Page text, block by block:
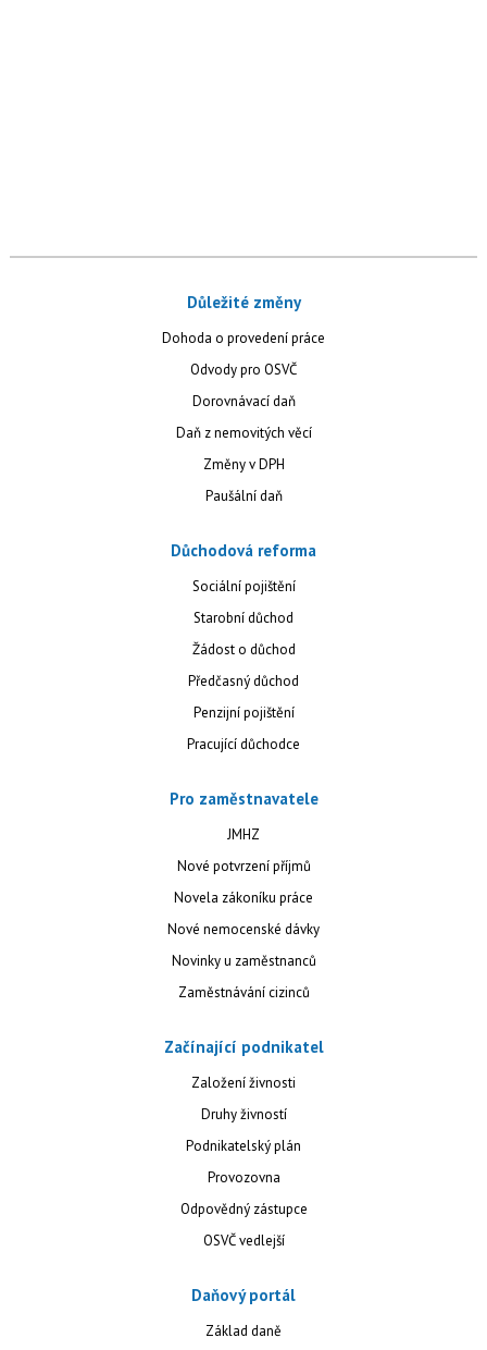
Důležité změny
Dohoda o provedení práce
Odvody pro OSVČ
Dorovnávací daň
Daň z nemovitých věcí
Změny v DPH
Paušální daň
Důchodová reforma
Sociální pojištění
Starobní důchod
Žádost o důchod
Předčasný důchod
Penzijní pojištění
Pracující důchodce
Pro zaměstnavatele
JMHZ
Nové potvrzení příjmů
Novela zákoníku práce
Nové nemocenské dávky
Novinky u zaměstnanců
Zaměstnávání cizinců
Začínající podnikatel
Založení živnosti
Druhy živností
Podnikatelský plán
Provozovna
Odpovědný zástupce
OSVČ vedlejší
Daňový portál
Základ daně